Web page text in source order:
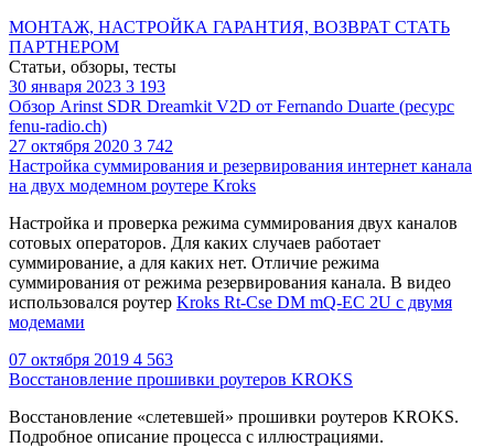
МОНТАЖ, НАСТРОЙКА ГАРАНТИЯ, ВОЗВРАТ СТАТЬ
ПАРТНЕРОМ
Статьи, обзоры, тесты
30 января 2023 3 193
Обзор Arinst SDR Dreamkit V2D от Fernando Duarte (ресурс
fenu-radio.ch)
27 октября 2020 3 742
Настройка суммирования и резервирования интернет канала
на двух модемном роутере Kroks
Настройка и проверка режима суммирования двух каналов
сотовых операторов. Для каких случаев работает
суммирование, а для каких нет. Отличие режима
суммирования от режима резервирования канала. В видео
использовался роутер Kroks Rt-Cse DM mQ-EC 2U с двумя
модемами
07 октября 2019 4 563
Восстановление прошивки роутеров KROKS
Восстановление «слетевшей» прошивки роутеров KROKS.
Подробное описание процесса с иллюстрациями.